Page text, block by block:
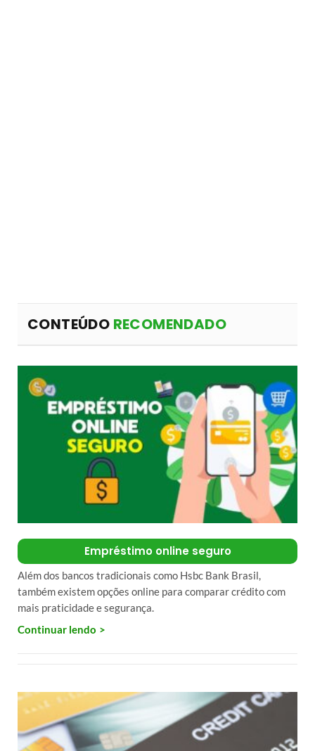
CONTEÚDO RECOMENDADO
Empréstimo online seguro
Além dos bancos tradicionais como Hsbc Bank Brasil,
também existem opções online para comparar crédito com
mais praticidade e segurança.
Continuar lendo